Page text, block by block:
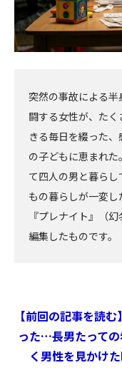
突然の事故による
闘する女性が、た
きる毎日を綴った
の子どもに恵まれ
て四人の男と暮ら
もの暮らしが一変
『プレナイト』（
編集したものです。
【前回の記事を読
った…長男たって
く男性を見かけ